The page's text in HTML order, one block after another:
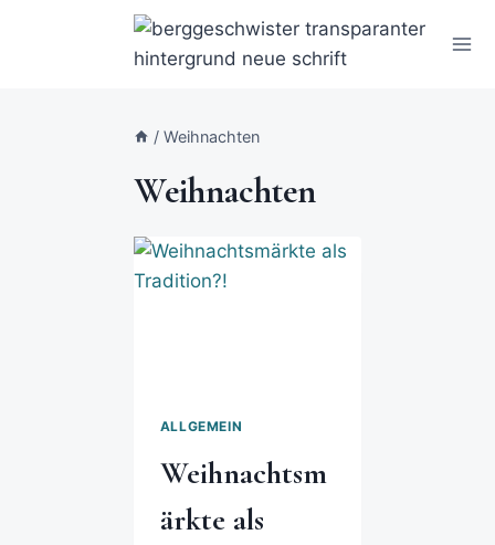
/ Weihnachten
Weihnachten
ALLGEMEIN
Weihnachtsm
ärkte als